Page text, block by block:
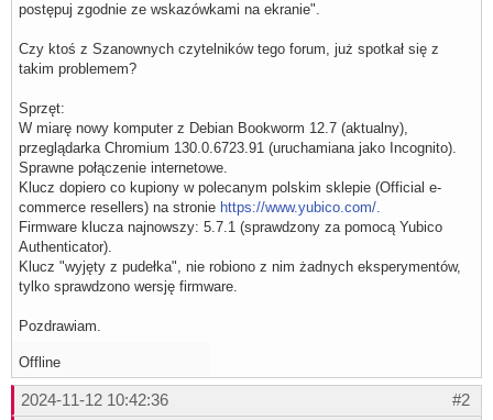
postępuj zgodnie ze wskazówkami na ekranie".
Czy ktoś z Szanownych czytelników tego forum, już spotkał się z
takim problemem?
Sprzęt:
W miarę nowy komputer z Debian Bookworm 12.7 (aktualny),
przeglądarka Chromium 130.0.6723.91 (uruchamiana jako Incognito).
Sprawne połączenie internetowe.
Klucz dopiero co kupiony w polecanym polskim sklepie (Official e-
commerce resellers) na stronie https://www.yubico.com/.
Firmware klucza najnowszy: 5.7.1 (sprawdzony za pomocą Yubico
Authenticator).
Klucz "wyjęty z pudełka", nie robiono z nim żadnych eksperymentów,
tylko sprawdzono wersję firmware.
Pozdrawiam.
Offline
#2
2024-11-12 10:42:36